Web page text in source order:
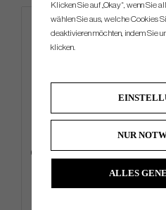
Ogio ALL Elements Silencer -
Klicken Sie auf „Okay“, wenn Sie
wählen Sie aus, welche Cookies
deaktivieren möchten, indem Sie
klicken.
NUR
ALLES